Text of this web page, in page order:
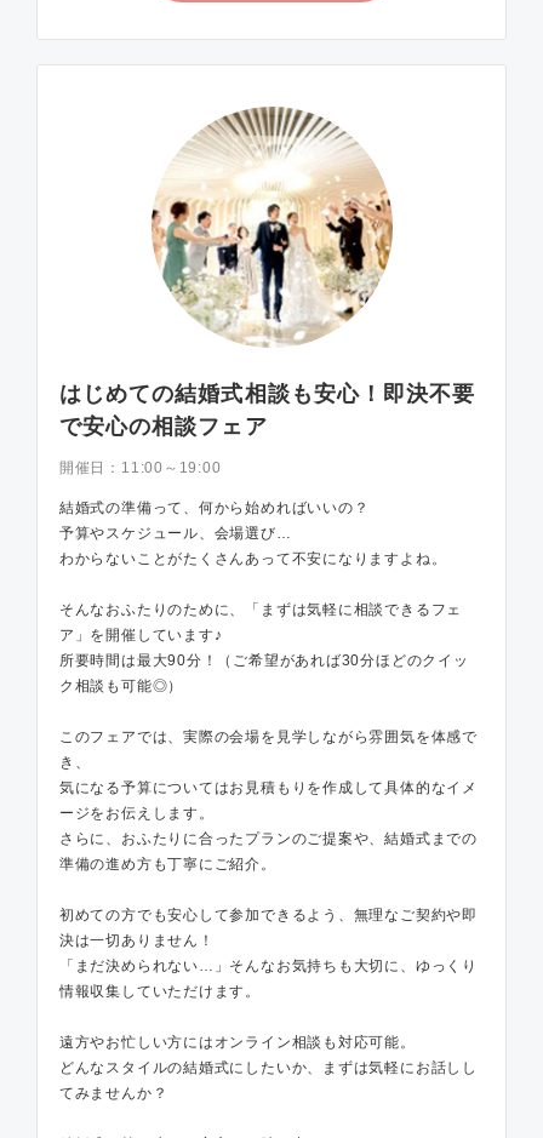
はじめての結婚式相談も安心！即決不要
で安心の相談フェア
開催日： 11:00～19:00
結婚式の準備って、何から始めればいいの？
予算やスケジュール、会場選び…
わからないことがたくさんあって不安になりますよね。
そんなおふたりのために、「まずは気軽に相談できるフェ
ア」を開催しています♪
所要時間は最大90分！（ご希望があれば30分ほどのクイッ
ク相談も可能◎）
このフェアでは、実際の会場を見学しながら雰囲気を体感で
き、
気になる予算についてはお見積もりを作成して具体的なイメ
ージをお伝えします。
さらに、おふたりに合ったプランのご提案や、結婚式までの
準備の進め方も丁寧にご紹介。
初めての方でも安心して参加できるよう、無理なご契約や即
決は一切ありません！
「まだ決められない…」そんなお気持ちも大切に、ゆっくり
情報収集していただけます。
遠方やお忙しい方にはオンライン相談も対応可能。
どんなスタイルの結婚式にしたいか、まずは気軽にお話しし
てみませんか？